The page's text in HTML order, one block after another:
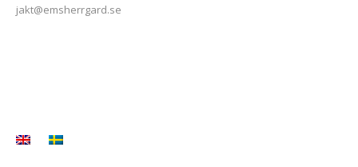
jakt@emsherrgard.se